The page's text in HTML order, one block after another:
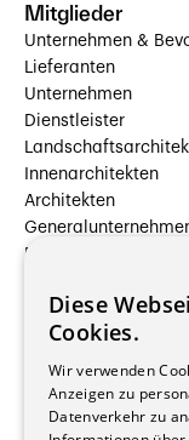
Mitglieder
Unternehmen &
Lieferanten
Unternehmen
Dienstleister
Innenarchitekten
Architekten
Beauftragte
Hersteller/
Bauherrschaften
Stockwerkeigentum
Reportagen
Diese
Cookies.
Wir verwenden
Anzeigen zu
Datenverkehr zu